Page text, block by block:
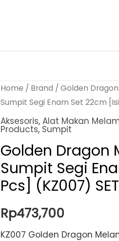
Home / Brand / Golden Dragon
Sumpit Segi Enam Set 22cm
Aksesoris, Alat Makan
Products, Sumpit
Golden Dragon
Sumpit Segi
Pcs] (KZ007)
Rp473,700
KZ007 Golden Dragon